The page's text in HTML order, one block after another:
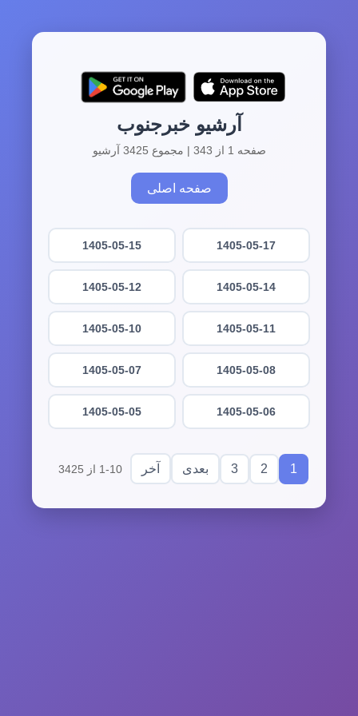
آرشیو خبرجنوب
صفحه 1 از 343 | مجموع 3425 آرشیو
صفحه اصلی
1405-05-17
1405-05-15
1405-05-14
1405-05-12
1405-05-11
1405-05-10
1405-05-08
1405-05-07
1405-05-06
1405-05-05
1
2
3 بعدی آخر 1-10 از 3425